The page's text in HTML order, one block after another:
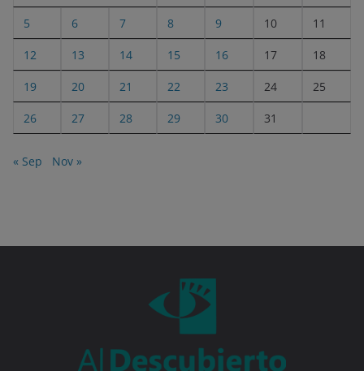
5 6 7 8 9 10 11
12 13 14 15 16 17 18
19 20 21 22 23 24 25
26 27 28 29 30 31
« Sep Nov »